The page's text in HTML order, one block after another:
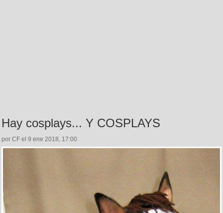
Hay cosplays... Y COSPLAYS
por CF el 9 ene 2018, 17:00